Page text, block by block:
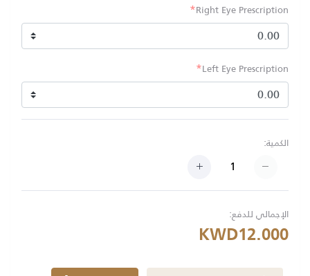
Right Eye Prescription
*
Left Eye Prescription
*
الكمية:
الإجمالي للدفع:
KWD12.000